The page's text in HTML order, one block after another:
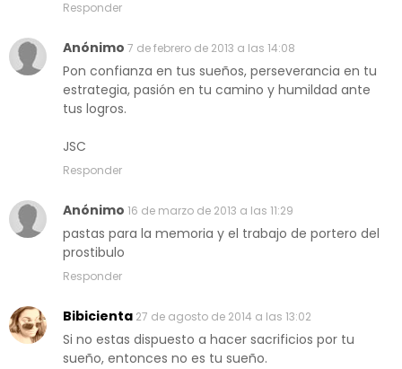
Responder
Anónimo 7 de febrero de 2013 a las 14:08
Pon confianza en tus sueños, perseverancia en tu
estrategia, pasión en tu camino y humildad ante
tus logros.
JSC
Responder
Anónimo 16 de marzo de 2013 a las 11:29
pastas para la memoria y el trabajo de portero del
prostibulo
Responder
Bibicienta 27 de agosto de 2014 a las 13:02
Si no estas dispuesto a hacer sacrificios por tu
sueño, entonces no es tu sueño.